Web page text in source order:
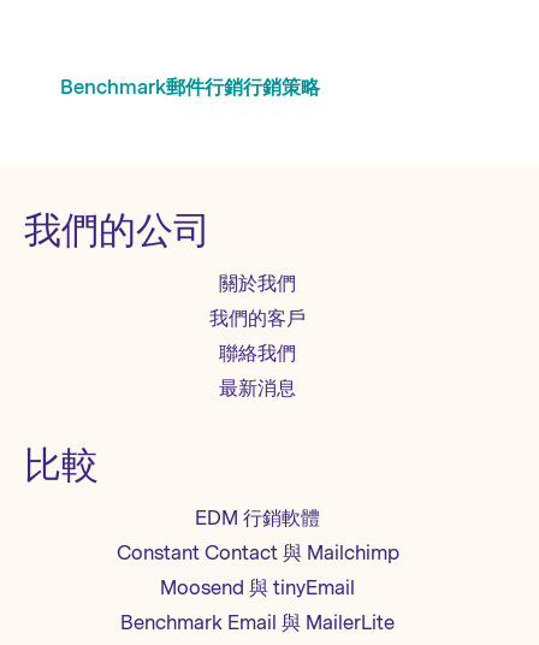
Benchmark郵件行銷行銷策略
我們的公司
關於我們
我們的客戶
聯絡我們
最新消息
比較
EDM 行銷軟體
Constant Contact 與 Mailchimp
Moosend 與 tinyEmail
Benchmark Email 與 MailerLite